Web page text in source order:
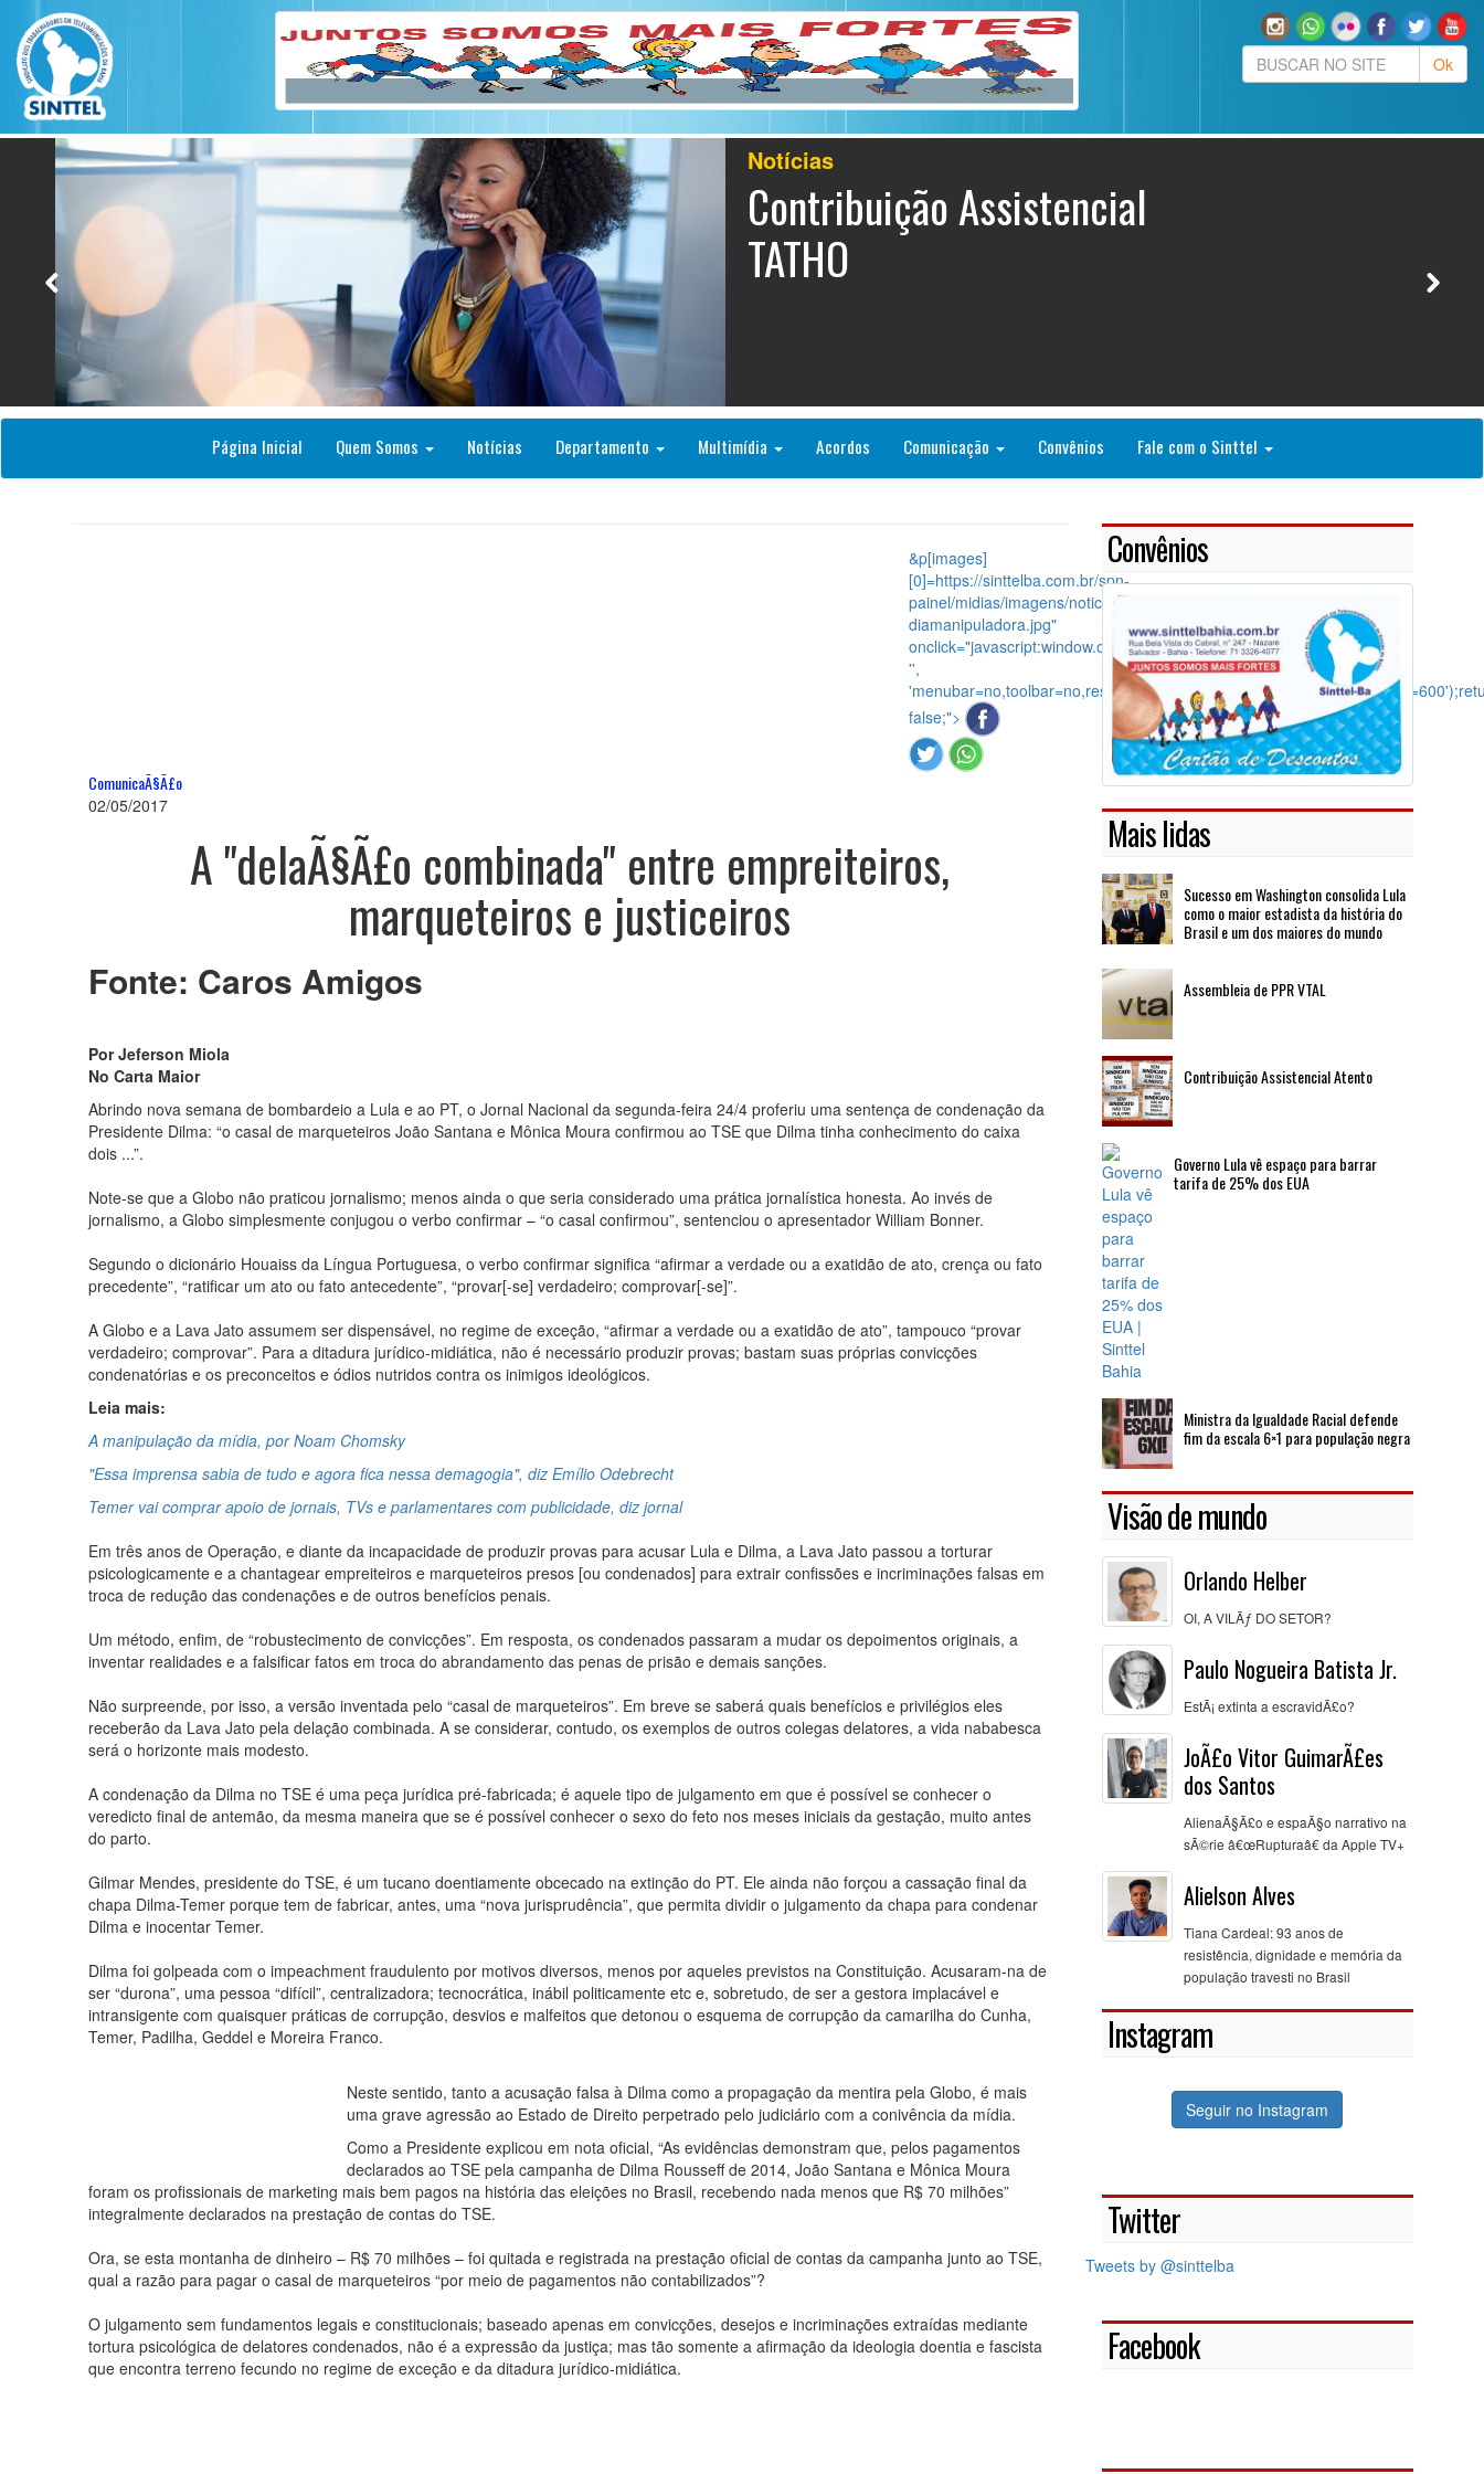
Notícias
Contribuição Assistencial
TATHO
Página Inicial Quem Somos Notícias Departamento Multimídia Acordos Comunicação Convênios Fale com o Sinttel
&p[images]
[0]=https://sinttelba.com.br/spn-
painel/midias/imagens/noticias/597_MÃ­
diamanipuladora.jpg"
onclick="javascript:window.open(this.href,
'',
false;">
ComunicaÃ§Ã£o
02/05/2017
A "delaÃ§Ã£o combinada" entre empreiteiros,
marqueteiros e justiceiros
Fonte: Caros Amigos
Por Jeferson Miola
No Carta Maior
Abrindo nova semana de bombardeio a Lula e ao PT, o Jornal Nacional da segunda-feira 24/4 proferiu uma sentença de condenação da
Presidente Dilma: “o casal de marqueteiros João Santana e Mônica Moura confirmou ao TSE que Dilma tinha conhecimento do caixa
dois ...”.
Note-se que a Globo não praticou jornalismo; menos ainda o que seria considerado uma prática jornalística honesta. Ao invés de
jornalismo, a Globo simplesmente conjugou o verbo confirmar – “o casal confirmou”, sentenciou o apresentador William Bonner.
Segundo o dicionário Houaiss da Língua Portuguesa, o verbo confirmar significa “afirmar a verdade ou a exatidão de ato, crença ou fato
precedente”, “ratificar um ato ou fato antecedente”, “provar[-se] verdadeiro; comprovar[-se]”.
A Globo e a Lava Jato assumem ser dispensável, no regime de exceção, “afirmar a verdade ou a exatidão de ato”, tampouco “provar
verdadeiro; comprovar”. Para a ditadura jurídico-midiática, não é necessário produzir provas; bastam suas próprias convicções
condenatórias e os preconceitos e ódios nutridos contra os inimigos ideológicos.
Leia mais:
A manipulação da mídia, por Noam Chomsky
"Essa imprensa sabia de tudo e agora fica nessa demagogia", diz Emílio Odebrecht
Temer vai comprar apoio de jornais, TVs e parlamentares com publicidade, diz jornal
Em três anos de Operação, e diante da incapacidade de produzir provas para acusar Lula e Dilma, a Lava Jato passou a torturar
psicologicamente e a chantagear empreiteiros e marqueteiros presos [ou condenados] para extrair confissões e incriminações falsas em
troca de redução das condenações e de outros benefícios penais.
Um método, enfim, de “robustecimento de convicções”. Em resposta, os condenados passaram a mudar os depoimentos originais, a
inventar realidades e a falsificar fatos em troca do abrandamento das penas de prisão e demais sanções.
Não surpreende, por isso, a versão inventada pelo “casal de marqueteiros”. Em breve se saberá quais benefícios e privilégios eles
receberão da Lava Jato pela delação combinada. A se considerar, contudo, os exemplos de outros colegas delatores, a vida nababesca
será o horizonte mais modesto.
A condenação da Dilma no TSE é uma peça jurídica pré-fabricada; é aquele tipo de julgamento em que é possível se conhecer o
veredicto final de antemão, da mesma maneira que se é possível conhecer o sexo do feto nos meses iniciais da gestação, muito antes
do parto.
Gilmar Mendes, presidente do TSE, é um tucano doentiamente obcecado na extinção do PT. Ele ainda não forçou a cassação final da
chapa Dilma-Temer porque tem de fabricar, antes, uma “nova jurisprudência”, que permita dividir o julgamento da chapa para condenar
Dilma e inocentar Temer.
Dilma foi golpeada com o impeachment fraudulento por motivos diversos, menos por aqueles previstos na Constituição. Acusaram-na de
ser “durona”, uma pessoa “difícil”, centralizadora; tecnocrática, inábil politicamente etc e, sobretudo, de ser a gestora implacável e
intransigente com quaisquer práticas de corrupção, desvios e malfeitos que detonou o esquema de corrupção da camarilha do Cunha,
Temer, Padilha, Geddel e Moreira Franco.
Neste sentido, tanto a acusação falsa à Dilma como a propagação da mentira pela Globo, é mais
uma grave agressão ao Estado de Direito perpetrado pelo judiciário com a conivência da mídia.
Como a Presidente explicou em nota oficial, “As evidências demonstram que, pelos pagamentos
declarados ao TSE pela campanha de Dilma Rousseff de 2014, João Santana e Mônica Moura
foram os profissionais de marketing mais bem pagos na história das eleições no Brasil, recebendo nada menos que R$ 70 milhões”
integralmente declarados na prestação de contas do TSE.
Ora, se esta montanha de dinheiro – R$ 70 milhões – foi quitada e registrada na prestação oficial de contas da campanha junto ao TSE,
qual a razão para pagar o casal de marqueteiros “por meio de pagamentos não contabilizados”?
O julgamento sem fundamentos legais e constitucionais; baseado apenas em convicções, desejos e incriminações extraídas mediante
tortura psicológica de delatores condenados, não é a expressão da justiça; mas tão somente a afirmação da ideologia doentia e fascista
que encontra terreno fecundo no regime de exceção e da ditadura jurídico-midiática.
Convênios
Mais lidas
Sucesso em Washington consolida Lula
como o maior estadista da história do
Brasil e um dos maiores do mundo
Assembleia de PPR VTAL
Contribuição Assistencial Atento
Governo Lula vê espaço para barrar
tarifa de 25% dos EUA
Ministra da Igualdade Racial defende
fim da escala 6×1 para população negra
Visão de mundo
Orlando Helber
OI, A VILÃƒ DO SETOR?
Paulo Nogueira Batista Jr.
EstÃ¡ extinta a escravidÃ£o?
JoÃ£o Vitor GuimarÃ£es
dos Santos
AlienaÃ§Ã£o e espaÃ§o narrativo na
sÃ©rie â€œRupturaâ€ da Apple TV+
Alielson Alves
Tiana Cardeal: 93 anos de
resistência, dignidade e memória da
população travesti no Brasil
Instagram
Seguir no Instagram
Twitter
Tweets by @sinttelba
Facebook